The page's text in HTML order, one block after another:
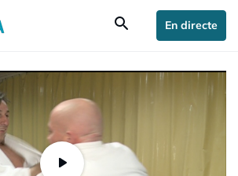
search En directe